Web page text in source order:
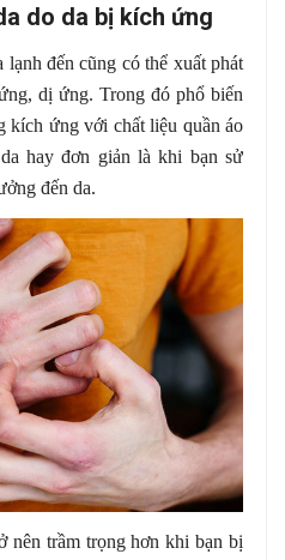
do da bị kích ứng
đến cũng có thể xuất phát
dị ứng. Trong đó phổ biến
kích ứng với chất liệu quần áo
hay đơn giản là khi bạn sử
đến da.
nên trầm trọng hơn khi bạn bị